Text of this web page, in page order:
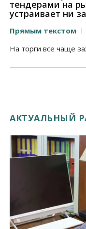
тендерами на
устраивает ни
Прямым текстом
На торги все чаще
АКТУАЛЬНЫЙ